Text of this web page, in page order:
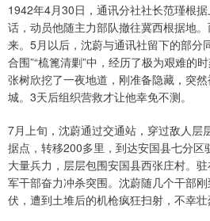
1942年4月30日，通讯分社社长范瑾根
话，动员他随主力部队撤往冀西根据地
来。5月以后，沈蔚与通讯社留下的部分
合围”“梳篦清剿”中，经历了极为艰难的
张树欣挖了一夜地道，刚准备隐藏，突
城。3天后组织营救才让他幸免不测。
7月上旬，沈蔚通过交通站，穿过敌人层
据点，转移200多里，到达安国县七分区
大量兵力，层层包围安国县西张庄村。
军干部奋力冲杀突围。沈蔚随几个干部
伏，遭到土堆后的机枪疯狂扫射，不幸壮